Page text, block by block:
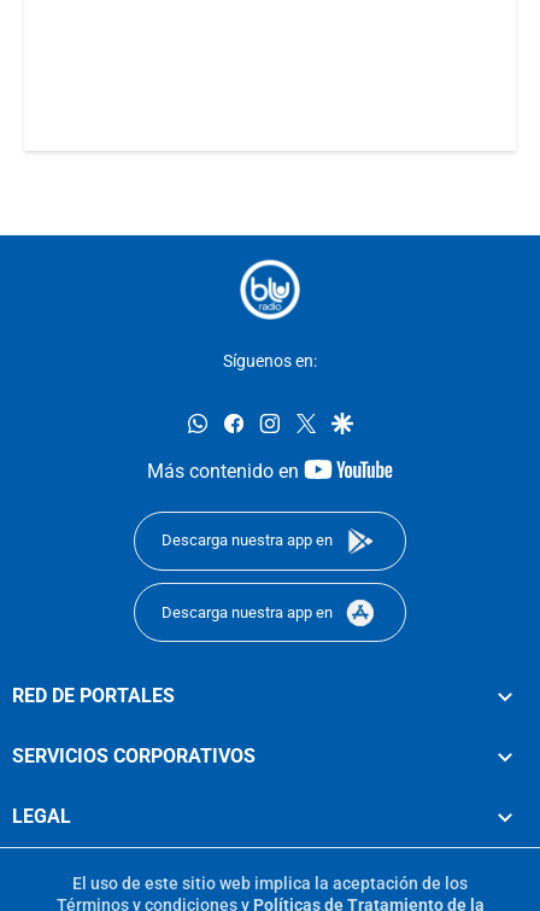
Síguenos en:
whatsappfacebookinstagram
twittergoogle
Más contenido en
youtube-
Descarga nuestra app en
Descarga nuestra app en
RED DE PORTALES
SERVICIOS CORPORATIVOS
LEGAL
El uso de este sitio web implica la aceptación de los
Términos y condicionesy Políticas de Tratamiento de la